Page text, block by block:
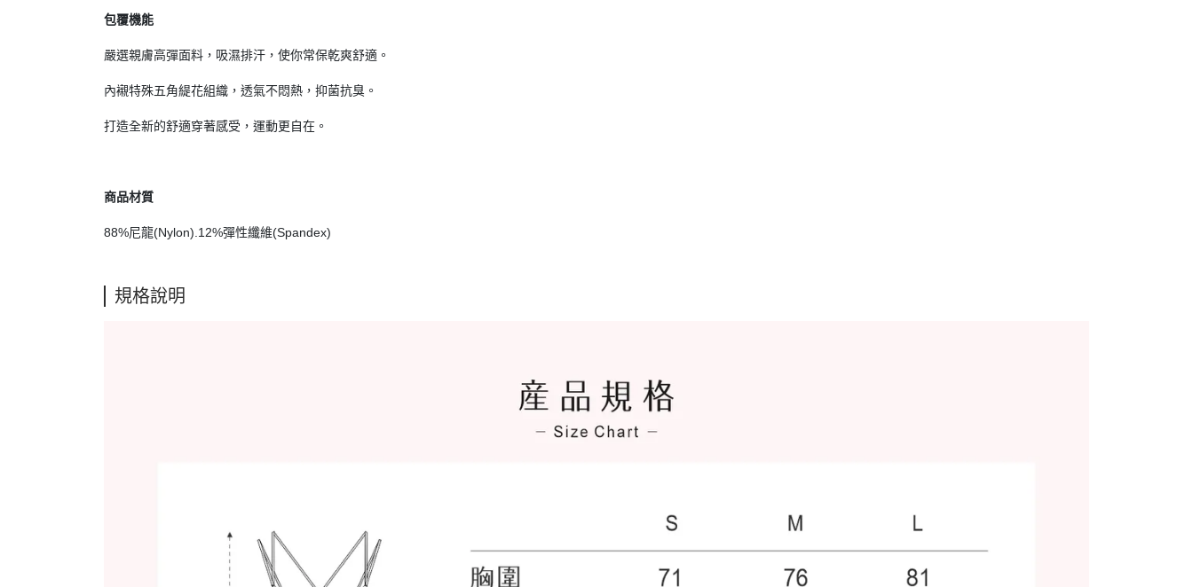
包覆機能
嚴選親膚高彈面料，吸濕排汗，使你常保乾爽舒適。
內襯特殊五角緹花組織，透氣不悶熱，抑菌抗臭。
打造全新的舒適穿著感受，運動更自在。
商品材質
88%尼龍(Nylon).12%彈性纖維(Spandex)
規格說明